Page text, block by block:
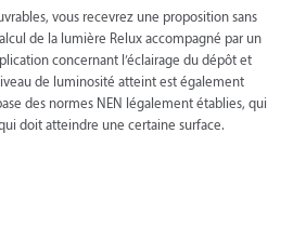
vous recevrez une proposition sans
de la lumière Relux accompagné par un
concernant l’éclairage du dépôt et
de luminosité atteint est également
des normes NEN légalement établies, qui
doit atteindre une certaine surface.